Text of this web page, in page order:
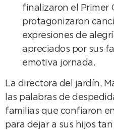
finalizaron el Primer
protagonizaron
expresiones de
apreciados por sus
emotiva jornada.
La directora del jardín,
las palabras de
familias que confiaron
para dejar a sus hijos